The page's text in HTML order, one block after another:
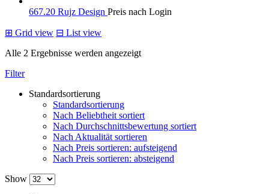
667.20 Rujz Design Preis nach Login
⊞ Grid view ⊟ List view
Alle 2 Ergebnisse werden angezeigt
Filter
Standardsortierung
Standardsortierung
Nach Beliebtheit sortiert
Nach Durchschnittsbewertung sortiert
Nach Aktualität sortieren
Nach Preis sortieren: aufsteigend
Nach Preis sortieren: absteigend
Show